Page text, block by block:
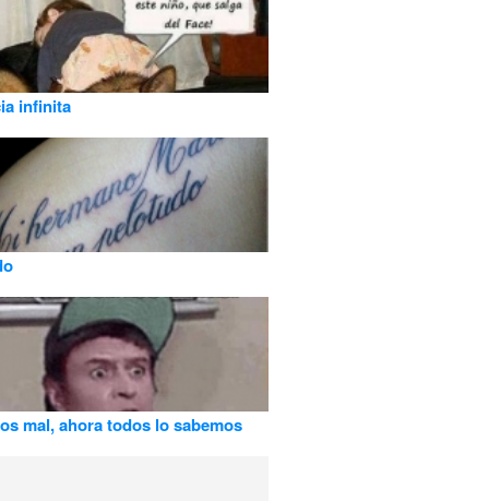
infinita
mal, ahora todos lo sabemos